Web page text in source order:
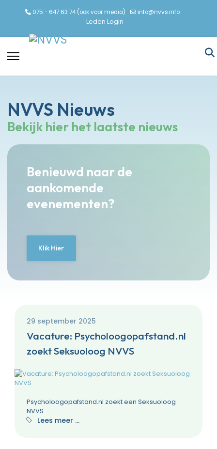
075 - 647 63 74 (ook voor media) info@nvvs.info
Leden Login
NVVS Nieuws
Bekijk hier het laatste nieuws
Benieuwd naar de
aankomende
evenementen?
Klik Hier
29 september 2025
Vacature: Psycholoogopafstand.nl
zoekt Seksuoloog NVVS
Psycholoogopafstand.nl zoekt een Seksuoloog
NVVS
Lees meer …